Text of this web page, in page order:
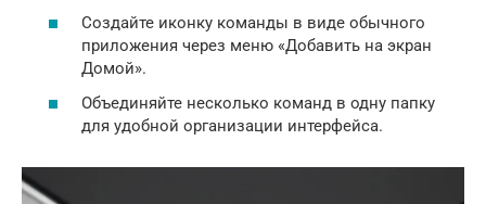
Создайте иконку команды в виде обычного
приложения через меню «Добавить на экран
Домой».
Объединяйте несколько команд в одну папку
для удобной организации интерфейса.